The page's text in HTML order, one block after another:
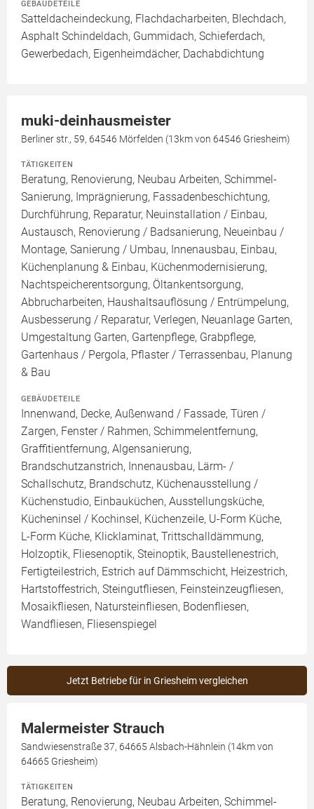
GEBÄUDETEILE
Satteldacheindeckung, Flachdacharbeiten, Blechdach,
Asphalt Schindeldach, Gummidach, Schieferdach,
Gewerbedach, Eigenheimdächer, Dachabdichtung
muki-deinhausmeister
Berliner str., 59, 64546 Mörfelden (13km von 64546 Griesheim)
TÄTIGKEITEN
Beratung, Renovierung, Neubau Arbeiten, Schimmel-
Sanierung, Imprägnierung, Fassadenbeschichtung,
Durchführung, Reparatur, Neuinstallation / Einbau,
Austausch, Renovierung / Badsanierung, Neueinbau /
Montage, Sanierung / Umbau, Innenausbau, Einbau,
Küchenplanung & Einbau, Küchenmodernisierung,
Nachtspeicherentsorgung, Öltankentsorgung,
Abbrucharbeiten, Haushaltsauflösung / Entrümpelung,
Ausbesserung / Reparatur, Verlegen, Neuanlage Garten,
Umgestaltung Garten, Gartenpflege, Grabpflege,
Gartenhaus / Pergola, Pflaster / Terrassenbau, Planung
& Bau
GEBÄUDETEILE
Innenwand, Decke, Außenwand / Fassade, Türen /
Zargen, Fenster / Rahmen, Schimmelentfernung,
Graffitientfernung, Algensanierung,
Brandschutzanstrich, Innenausbau, Lärm- /
Schallschutz, Brandschutz, Küchenausstellung /
Küchenstudio, Einbauküchen, Ausstellungsküche,
Kücheninsel / Kochinsel, Küchenzeile, U-Form Küche,
L-Form Küche, Klicklaminat, Trittschalldämmung,
Holzoptik, Fliesenoptik, Steinoptik, Baustellenestrich,
Fertigteilestrich, Estrich auf Dämmschicht, Heizestrich,
Hartstoffestrich, Steingutfliesen, Feinsteinzeugfliesen,
Mosaikfliesen, Natursteinfliesen, Bodenfliesen,
Wandfliesen, Fliesenspiegel
Jetzt Betriebe für in Griesheim vergleichen
Malermeister Strauch
Sandwiesenstraße 37, 64665 Alsbach-Hähnlein (14km von
64665 Griesheim)
TÄTIGKEITEN
Beratung, Renovierung, Neubau Arbeiten, Schimmel-